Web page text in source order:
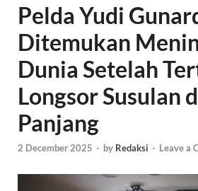
Pelda Yudi
Ditemukan
Dunia Setelah
Longsor Susulan
Panjang
2 December 2025 - by Redaksi - Leave a